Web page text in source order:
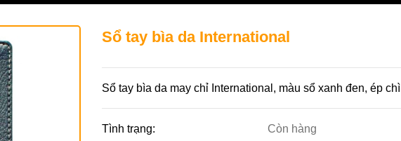
Sổ tay bìa da International
Sổ tay bìa da may chỉ International, màu sổ xanh đen, ép
Tình trạng: Còn hàng